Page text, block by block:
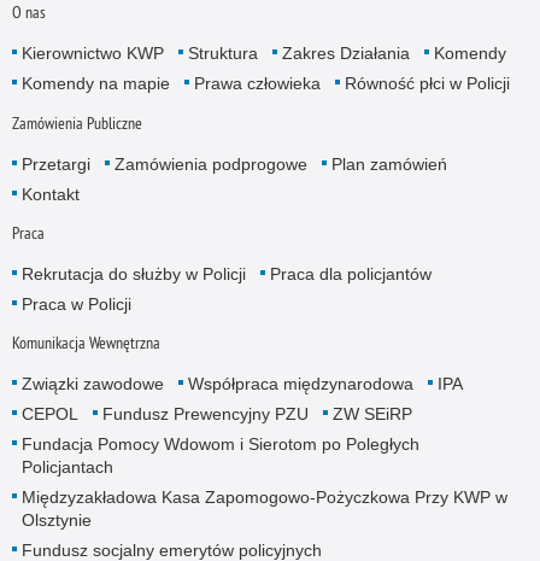
O nas
Kierownictwo KWP Struktura Zakres Działania
Komendy
Komendy na mapie
Prawa człowieka Równość płci w Policji
Zamówienia Publiczne
Przetargi Zamówienia podprogowe
Plan zamówień
Kontakt
Praca
Rekrutacja do służby w Policji
Praca dla policjantów
Praca w Policji
Komunikacja Wewnętrzna
Związki zawodowe Współpraca międzynarodowa
IPA
CEPOL
Fundusz Prewencyjny PZU
ZW SEiRP
Fundacja Pomocy Wdowom i Sierotom po Poległych
Policjantach
Międzyzakładowa Kasa Zapomogowo-Pożyczkowa Przy KWP w
Olsztynie
Fundusz socjalny emerytów policyjnych